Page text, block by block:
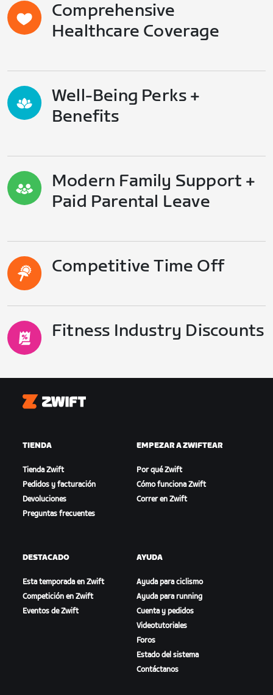
Comprehensive
Healthcare Coverage
Well-Being Perks +
Benefits
Modern Family Support +
Paid Parental Leave
Competitive Time Off
Fitness Industry Discounts
Zwift
TIENDA
Tienda Zwift
Pedidos y facturación
Devoluciones
Preguntas frecuentes
EMPEZAR A ZWIFTEAR
Por qué Zwift
Cómo funciona Zwift
Correr en Zwift
DESTACADO
Esta temporada en Zwift
Competición en Zwift
Eventos de Zwift
AYUDA
Ayuda para ciclismo
Ayuda para running
Cuenta y pedidos
Videotutoriales
Foros
Estado del sistema
Contáctanos